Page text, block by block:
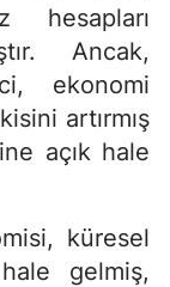
hesapları
Ancak,
ekonomi
artırmış
açık hale
küresel
hale gelmiş,